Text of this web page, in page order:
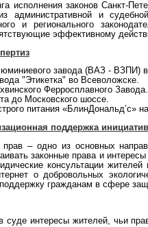
исполнения законов Санкт-
административной и
и регионального
эффективному
завода (ВАЗ - ВЗПИ)
"Этикетка" во Всеволожске.
Ферросплавного Завода.
до Московского шоссе.
питания «БлинДональд’с»
поддержка
прав – одно из основных
законные права и
консультации
о добровольных
гражданам в сфере
интересы жителей, чьи